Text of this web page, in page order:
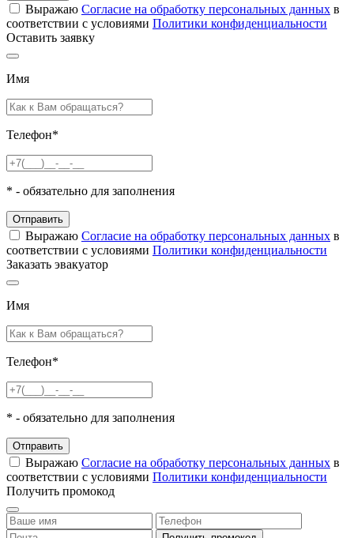
Выражаю Согласие на обработку персональных данных в
соответствии с условиями Политики конфиденциальности
Оставить заявку
Имя
Телефон*
* - обязательно для заполнения
Отправить
Выражаю Согласие на обработку персональных данных в
соответствии с условиями Политики конфиденциальности
Заказать эвакуатор
Имя
Телефон*
* - обязательно для заполнения
Отправить
Выражаю Согласие на обработку персональных данных в
соответствии с условиями Политики конфиденциальности
Получить промокод